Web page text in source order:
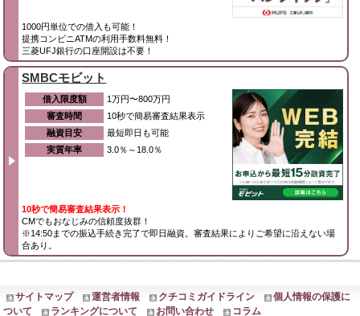
1000円単位での借入も可能！
提携コンビニATMの利用手数料無料！
三菱UFJ銀行の口座開設は不要！
SMBCモビット
借入限度額
1万円〜800万円
審査時間
10秒で簡易審査結果表示
融資目安
最短即日も可能
実質年率
3.0％～18.0％
10秒で簡易審査結果表示！
CMでもおなじみの信頼度抜群！
※14:50までの振込手続き完了で即日融資。審査結果によりご希望に沿えない場
合あり。
サイトマップ 運営者情報 クチコミガイドライン
個人情報の保護に
ついて
ランキングについて お問い合わせ コラム